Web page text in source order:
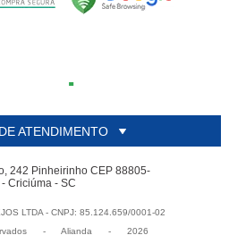
ATENDIMENTO
242 Pinheirinho CEP 88805-
Criciúma - SC
LTDA - CNPJ: 85.124.659/0001-02
- Alianda - 2026